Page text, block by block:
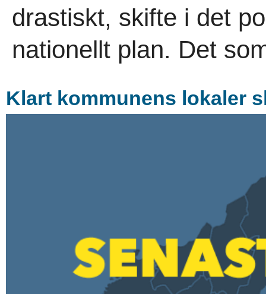
drastiskt, skifte i det
nationellt plan. Det
Klart kommunens lokaler